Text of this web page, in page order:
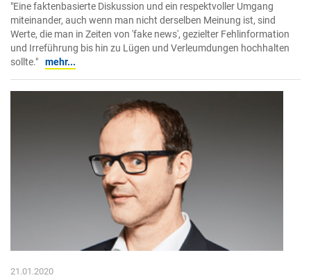
"Eine faktenbasierte Diskussion und ein respektvoller Umgang
miteinander, auch wenn man nicht derselben Meinung ist, sind
Werte, die man in Zeiten von 'fake news', gezielter Fehlinformation
und Irreführung bis hin zu Lügen und Verleumdungen hochhalten
sollte." mehr...
21.01.2020